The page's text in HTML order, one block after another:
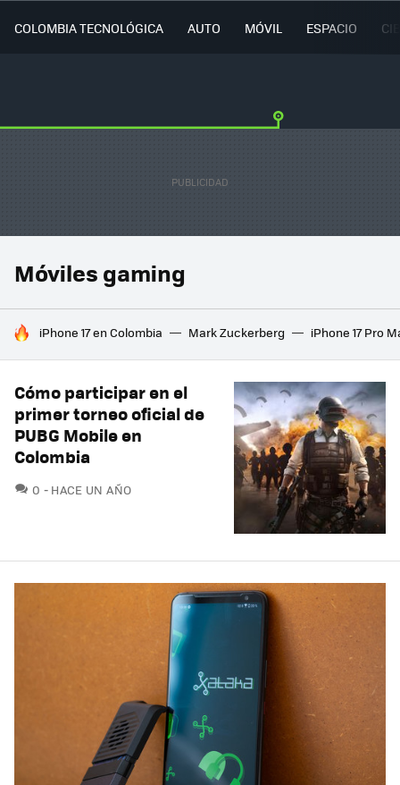
COLOMBIA TECNOLÓGICA AUTO MÓVIL ESPACIO
Móviles gaming
HOY SE HABLA DE
iPhone 17 en Colombia Mark Zuckerberg iPhone 17 Pro
Cómo participar en el
primer torneo oficial de
PUBG Mobile en
Colombia
0 COMENTARIOS
HACE UN AÑO